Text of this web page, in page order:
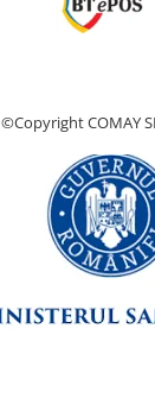
©Copyright COMAY